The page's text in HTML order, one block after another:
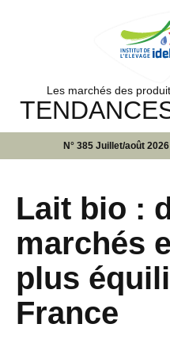
Les marchés des
N° 385 Juillet/août
Lait bio :
marchés
plus
France